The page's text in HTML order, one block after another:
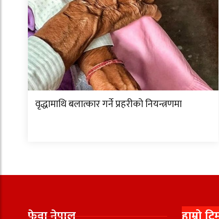
वृद्धामाथि बलात्कार गर्ने प्रहरीको नियन्त्रणमा